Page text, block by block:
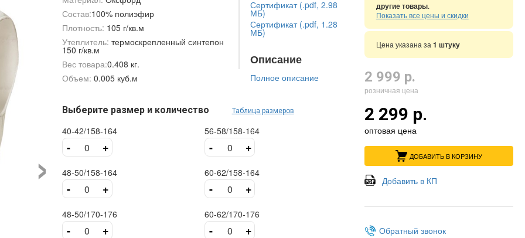
›
Состав:100% полиэфир
Плотность: 105 г/кв.м
Утеплитель: термоскрепленный синтепон
150 г/кв.м
Вес товара:0.408 кг.
Объем: 0.005 куб.м
Сертификат (.pdf, 2.98
МБ)
Сертификат (.pdf, 1.28
МБ)
Описание
Полное описание
Выберите размер и количество Таблица размеров
40-42/158-164
- +
48-50/158-164
- +
48-50/170-176
- +
56-58/158-164
- +
60-62/158-164
- +
60-62/170-176
- +
другие товары.
Показать все цены и скидки
Цена указана за 1 штуку
2 999 р.
розничная цена
2 299 р.
оптовая цена
ДОБАВИТЬ В КОРЗИНУ
Добавить в КП
Обратный звонок